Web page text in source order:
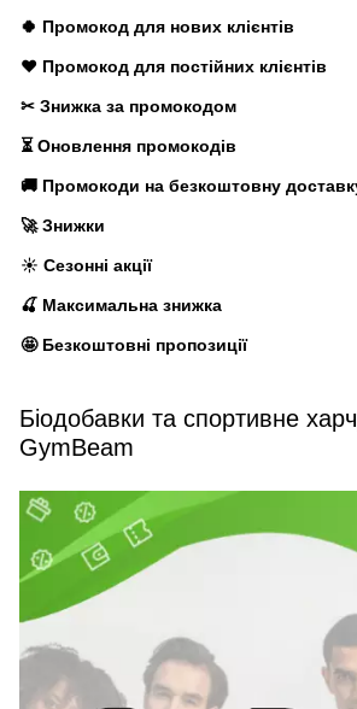
🍀 Промокод для нових клієнтів
❤️ Промокод для постійних клієнтів
✂ Знижка за промокодом
⏳ Оновлення промокодів
🚚 Промокоди на безкоштовну
🚀 Знижки
☀️ Сезонні акції
🍒 Максимальна знижка
🤩 Безкоштовні пропозиції
Біодобавки та спортивне
GymBeam